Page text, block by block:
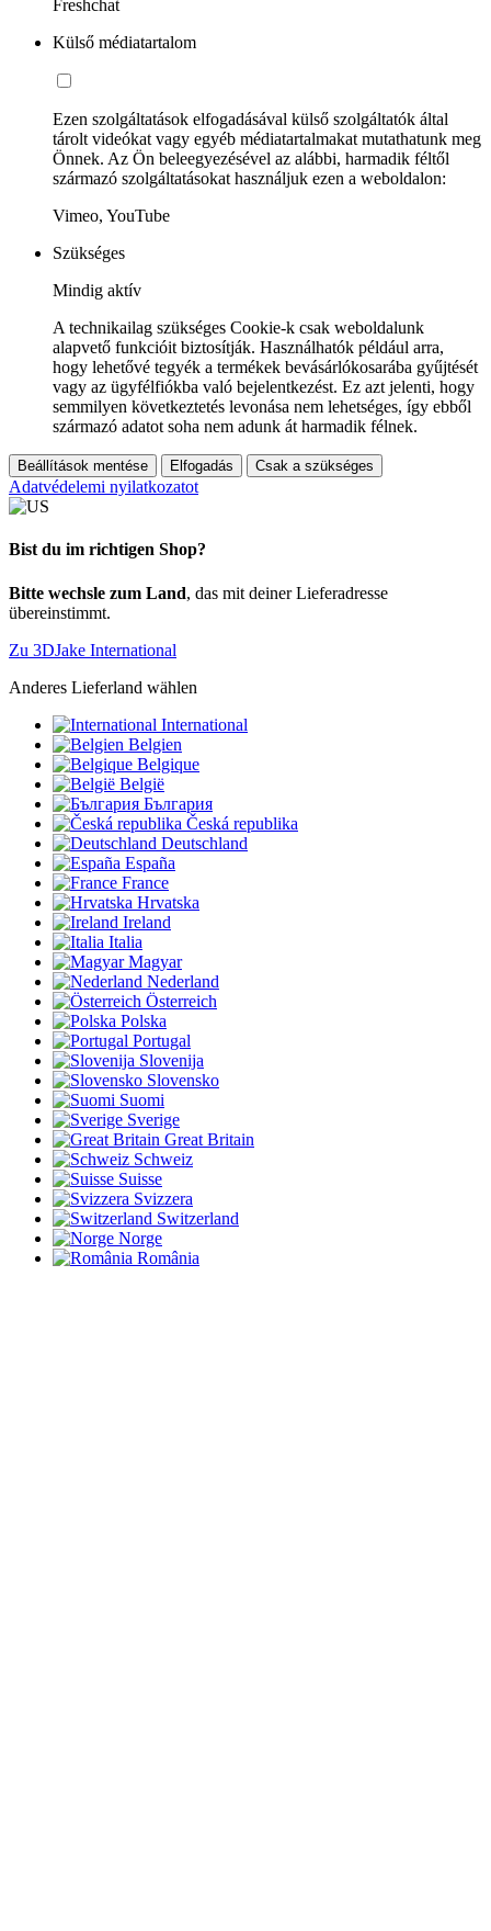
Freshchat
Külső médiatartalom
Ezen szolgáltatások elfogadásával külső szolgáltatók által
tárolt videókat vagy egyéb médiatartalmakat mutathatunk meg
Önnek. Az Ön beleegyezésével az alábbi, harmadik féltől
származó szolgáltatásokat használjuk ezen a weboldalon:
Vimeo, YouTube
Szükséges
Mindig aktív
A technikailag szükséges Cookie-k csak weboldalunk
alapvető funkcióit biztosítják. Használhatók például arra,
hogy lehetővé tegyék a termékek bevásárlókosarába gyűjtését
vagy az ügyfélfiókba való bejelentkezést. Ez azt jelenti, hogy
semmilyen következtetés levonása nem lehetséges, így ebből
származó adatot soha nem adunk át harmadik félnek.
Beállítások mentése Elfogadás Csak a szükséges
Adatvédelemi nyilatkozatot
Bist du im richtigen Shop?
Bitte wechsle zum Land, das mit deiner Lieferadresse
übereinstimmt.
Zu 3DJake International
Anderes Lieferland wählen
International
Belgien
Belgique
België
България
Česká republika
Deutschland
España
France
Hrvatska
Ireland
Italia
Magyar
Nederland
Österreich
Polska
Portugal
Slovenija
Slovensko
Suomi
Sverige
Great Britain
Schweiz
Suisse
Svizzera
Switzerland
Norge
România